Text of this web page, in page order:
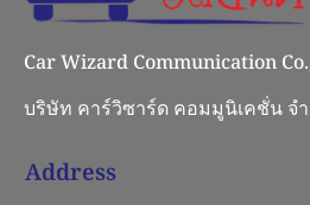
Car Wizard Communication
บริษัท คาร์วิซาร์ด คอมมูนิเคชั่น จ
Address